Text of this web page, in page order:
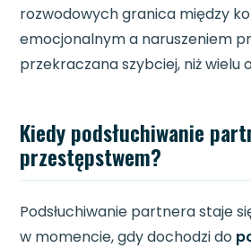
rozwodowych granica między
emocjonalnym a naruszeniem
przekraczana szybciej, niż wielu
Kiedy podsłuchiwanie
przestępstwem?
Podsłuchiwanie partnera staje
w momencie, gdy dochodzi do